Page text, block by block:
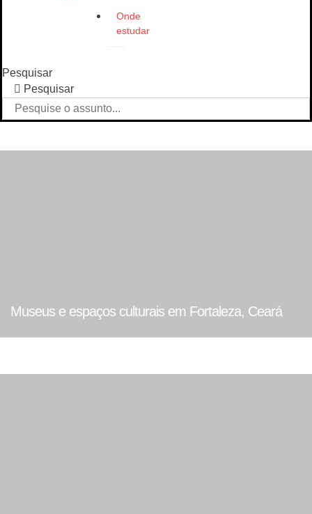
Onde
estudar
Pesquisar
Pesquisar
Museus e espaços culturais em Fortaleza, Ceará